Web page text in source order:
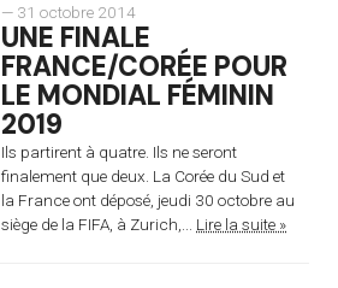
— 31 octobre 2014
UNE FINALE
FRANCE/CORÉE POUR
LE MONDIAL FÉMININ
2019
Ils partirent à quatre. Ils ne seront
finalement que deux. La Corée du Sud et
la France ont déposé, jeudi 30 octobre au
siège de la FIFA, à Zurich,... Lire la suite »